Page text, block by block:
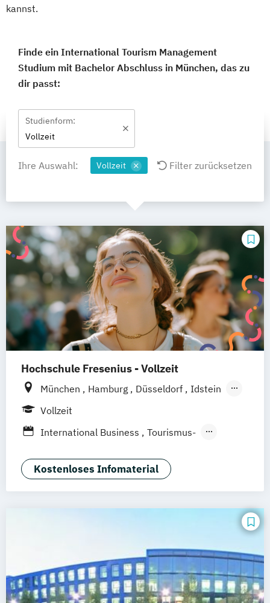
kannst.
Finde ein International Tourism Management
Studium mit Bachelor Abschluss in München, das zu
dir passt:
Studienform:
Vollzeit
Ihre Auswahl: Vollzeit Filter zurücksetzen
Hochschule Fresenius - Vollzeit
München Hamburg Düsseldorf
Idstein
Berlin
Braunschweig Erfurt
Vollzeit
International Business
Tourismus-
Kostenloses Infomaterial